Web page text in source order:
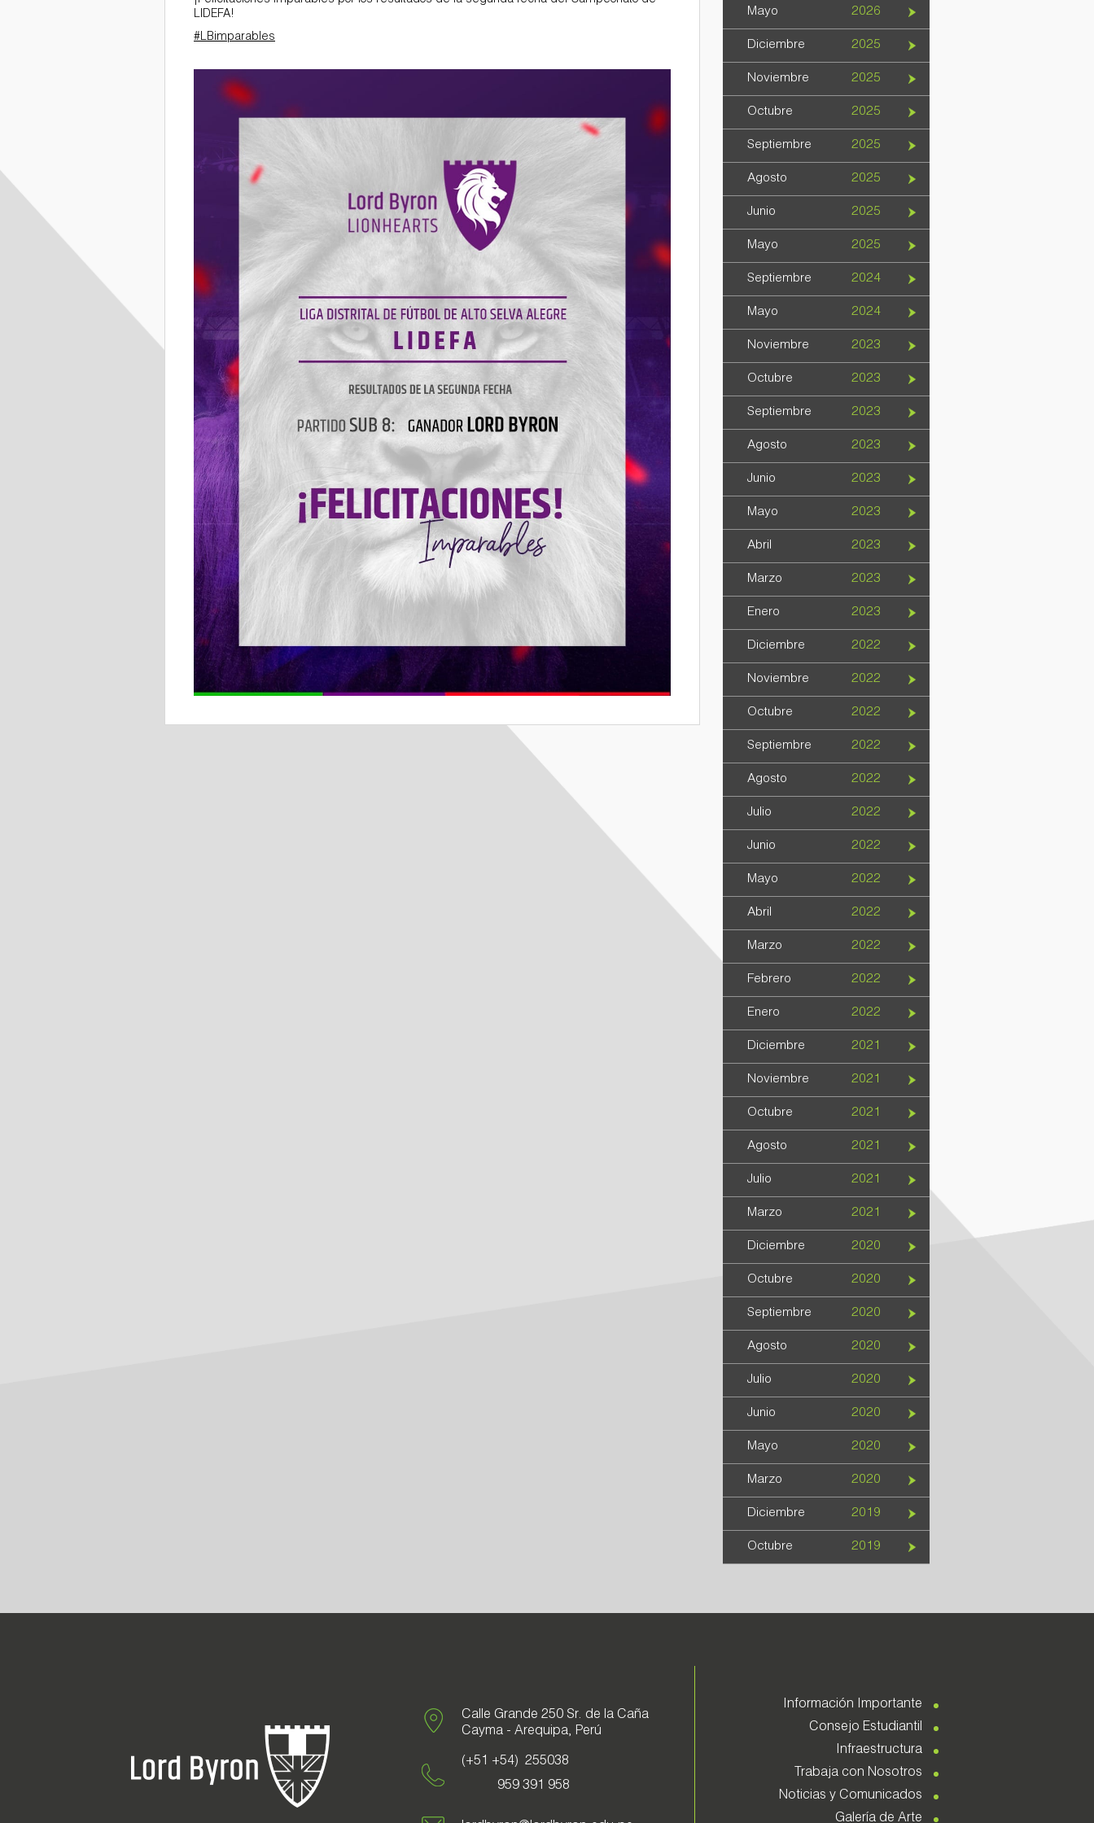
Documentarios
LIDEFA!
#LBimparables
284716666_5368936389835381_8485205262025547083_n.jpg
Mayo 2026
Diciembre 2025
Noviembre 2025
Octubre 2025
Septiembre 2025
Agosto 2025
Junio 2025
Mayo 2025
Septiembre 2024
Mayo 2024
Noviembre 2023
Octubre 2023
Septiembre 2023
Agosto 2023
Junio 2023
Mayo 2023
Abril 2023
Marzo 2023
Enero 2023
Diciembre 2022
Noviembre 2022
Octubre 2022
Septiembre 2022
Agosto 2022
Julio 2022
Junio 2022
Mayo 2022
Abril 2022
Marzo 2022
Febrero 2022
Enero 2022
Diciembre 2021
Noviembre 2021
Octubre 2021
Agosto 2021
Julio 2021
Marzo 2021
Diciembre 2020
Octubre 2020
Septiembre 2020
Agosto 2020
Julio 2020
Junio 2020
Mayo 2020
Marzo 2020
Diciembre 2019
Octubre 2019
Calle Grande 250 Sr. de la Caña
Cayma - Arequipa, Perú
(+51 +54) 255038
959 391 958
Información Importante
Consejo Estudiantil
Infraestructura
Trabaja con Nosotros
Noticias y Comunicados
Galería de Arte